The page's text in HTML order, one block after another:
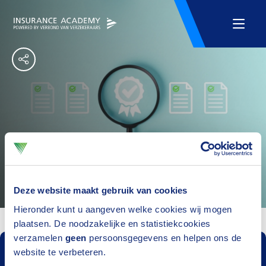
Deze website maakt gebruik van cookies
Hieronder kunt u aangeven welke cookies wij mogen
plaatsen. De noodzakelijke en statistiekcookies
verzamelen geen persoonsgegevens en helpen ons de
website te verbeteren.
Permanent Actueel voor